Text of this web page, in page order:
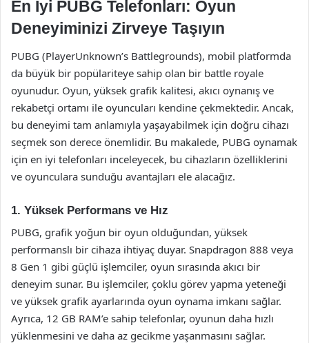
En İyi PUBG Telefonları: Oyun
Deneyiminizi Zirveye Taşıyın
PUBG (PlayerUnknown’s Battlegrounds), mobil platformda
da büyük bir popülariteye sahip olan bir battle royale
oyunudur. Oyun, yüksek grafik kalitesi, akıcı oynanış ve
rekabetçi ortamı ile oyuncuları kendine çekmektedir. Ancak,
bu deneyimi tam anlamıyla yaşayabilmek için doğru cihazı
seçmek son derece önemlidir. Bu makalede, PUBG oynamak
için en iyi telefonları inceleyecek, bu cihazların özelliklerini
ve oyunculara sunduğu avantajları ele alacağız.
1. Yüksek Performans ve Hız
PUBG, grafik yoğun bir oyun olduğundan, yüksek
performanslı bir cihaza ihtiyaç duyar. Snapdragon 888 veya
8 Gen 1 gibi güçlü işlemciler, oyun sırasında akıcı bir
deneyim sunar. Bu işlemciler, çoklu görev yapma yeteneği
ve yüksek grafik ayarlarında oyun oynama imkanı sağlar.
Ayrıca, 12 GB RAM’e sahip telefonlar, oyunun daha hızlı
yüklenmesini ve daha az gecikme yaşanmasını sağlar.